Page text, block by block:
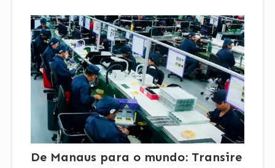
De Manaus para o mundo: Transire